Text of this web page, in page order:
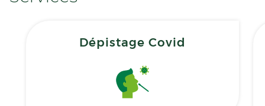
Dépistage Covid